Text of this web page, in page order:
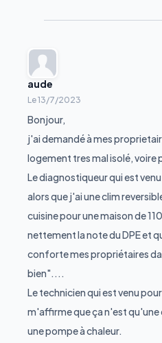
aude
Le13/7/2023
Bonjour,
j'ai demandé à mes
logement tres mal isolé, voire
Le diagnostiqueur qui est
alors que j'ai une clim
cuisine pour une maison de
nettement la note du DPE et
conforte mes propriétaires
bien"....
Le technicien qui est venu
m'affirme que ça n'est qu'une
une pompe à chaleur.